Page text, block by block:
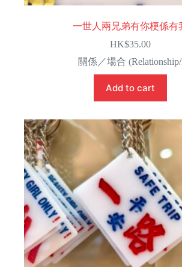
一世人兩兄弟有你梗係有
HK$35.00
關係／場合
Add to cart